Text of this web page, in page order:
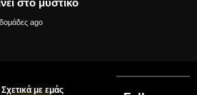
ago
Σχετικά με εμάς